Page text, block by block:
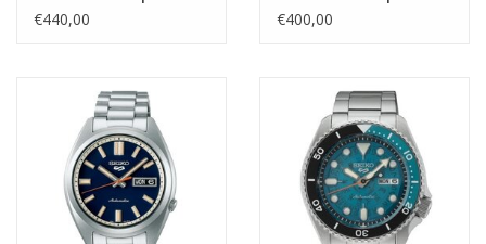
€440,00
€400,00